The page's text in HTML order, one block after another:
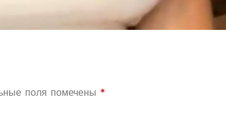
поля помечены *